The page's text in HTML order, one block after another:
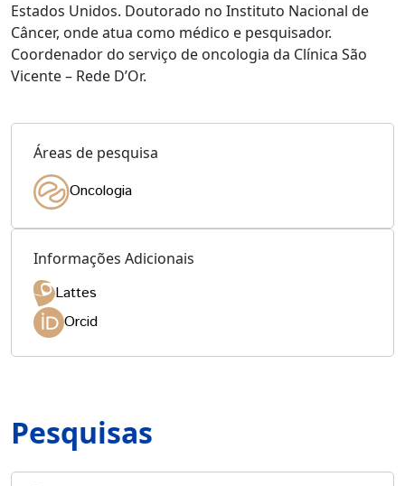
Estados Unidos. Doutorado no Instituto Nacional de
Câncer, onde atua como médico e pesquisador.
Coordenador do serviço de oncologia da Clínica São
Vicente – Rede D’Or.
Áreas de pesquisa
Oncologia
Informações Adicionais
Lattes
Orcid
Pesquisas